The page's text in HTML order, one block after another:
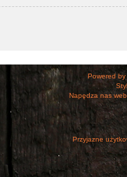
Powered by
Napędza nas
Przyjazne